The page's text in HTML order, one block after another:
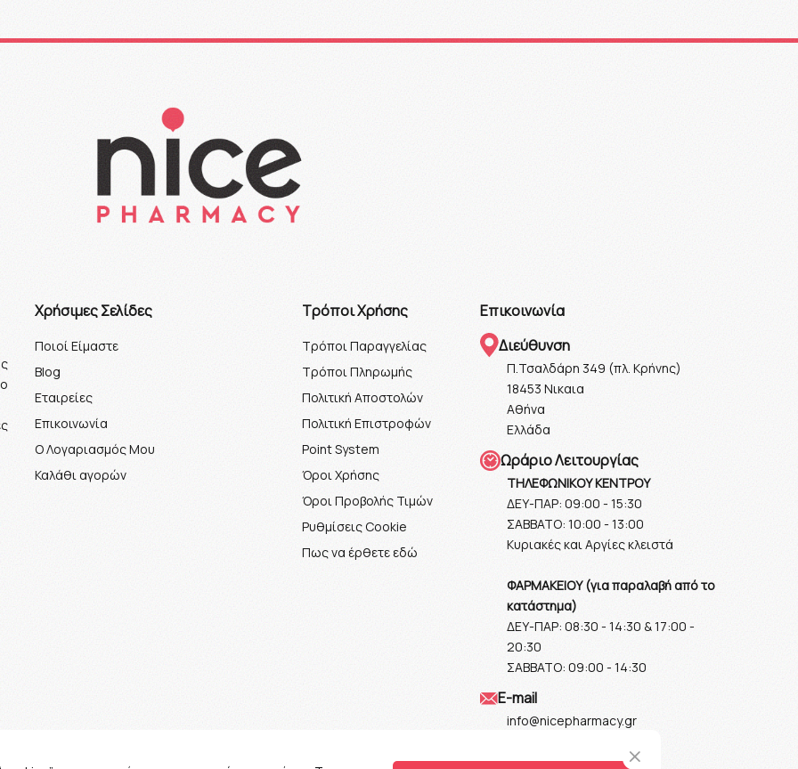
Xρήσιμες Σελίδες
Ποιοί Είμαστε
Blog
Εταιρείες
Επικοινωνία
Ο Λογαριασμός Μου
Καλάθι αγορών
Τρόποι Χρήσης
Τρόποι Παραγγελίας
Τρόποι Πληρωμής
Πολιτική Αποστολών
Πολιτική Επιστροφών
Point System
Όροι Χρήσης
Όροι Προβολής Τιμών
Ρυθμίσεις Cookie
Πως να έρθετε εδώ
Επικοινωνία
Διεύθυνση
Π.Τσαλδάρη 349 (πλ. Κρήνης)
18453 Νικαια
Αθήνα
Ελλάδα
Ωράριο Λειτουργίας
ΤΗΛΕΦΩΝΙΚΟΥ ΚΕΝΤΡΟΥ
ΔΕΥ-ΠΑΡ: 09:00 - 15:30
ΣΑΒΒΑΤΟ: 10:00 - 13:00
Κυριακές και Αργίες κλειστά
ΦΑΡΜΑΚΕΙΟΥ (για παραλαβή από το
κατάστημα)
ΔΕΥ-ΠΑΡ: 08:30 - 14:30 & 17:00 -
20:30
ΣΑΒΒΑΤΟ: 09:00 - 14:30
Ε-mail
info@nicepharmacy.gr